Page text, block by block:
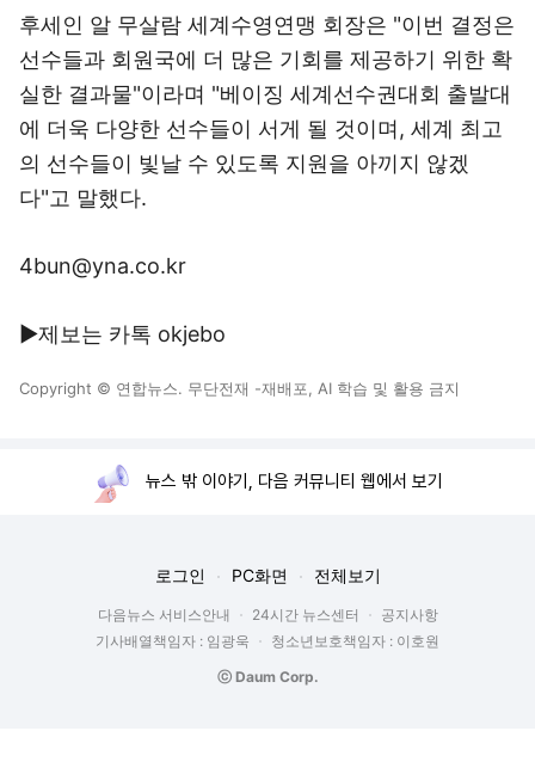
후세인 알 무살람 세계수영연맹 회장은 "이번 결정은
선수들과 회원국에 더 많은 기회를 제공하기 위한 확
실한 결과물"이라며 "베이징 세계선수권대회 출발대
에 더욱 다양한 선수들이 서게 될 것이며, 세계 최고
의 선수들이 빛날 수 있도록 지원을 아끼지 않겠
다"고 말했다.
4bun@yna.co.kr
▶제보는 카톡 okjebo
Copyright © 연합뉴스. 무단전재 -재배포, AI 학습 및 활용 금지
뉴스 밖 이야기, 다음 커뮤니티 웹에서 보기
로그인 PC화면 전체보기
다음뉴스 서비스안내 24시간 뉴스센터
공지사항
기사배열책임자 : 임광욱
청소년보호책임자 : 이호원
ⓒ Daum Corp.